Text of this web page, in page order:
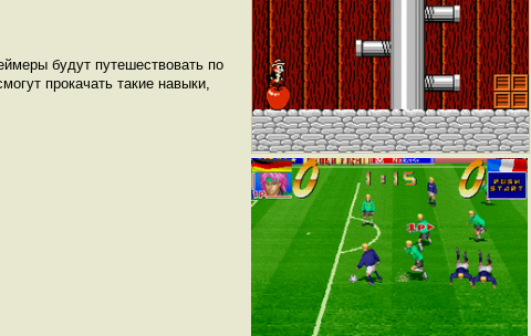
будут путешествовать по
прокачать такие навыки,